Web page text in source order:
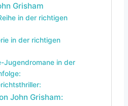
Grisham
in der richtigen
in der richtigen
Jugendromane in der
John Grisham: